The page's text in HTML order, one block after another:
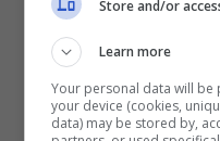
Store and/or
Learn more
Your personal data will
your device (cookies,
data) may be stored by,